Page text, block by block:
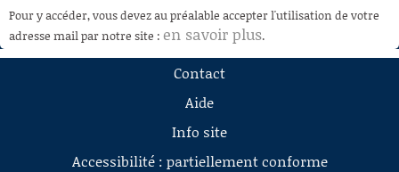
RECHERCHE
AIDE À LA DÉCOUPE
DE VIDÉOS
Pour y accéder, vous devez au préalable accepter l'utilisation de votre
adresse mail par notre site : en savoir plus.
Contact
Aide
Info site
Accessibilité : partiellement conforme